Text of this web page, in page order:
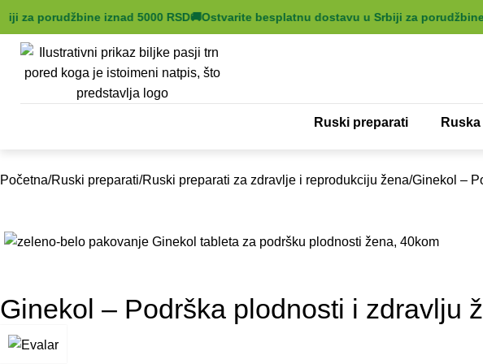
porudžbine iznad 5000 RSD🚚Ostvarite besplatnu dostavu u Srbiji za porudžbine
Ruski preparati
Početna Ruski preparati Ruski preparati za zdravlje i reprodukciju žena Ginekol –
Ginekol – Podrška plodnosti i zdravlju